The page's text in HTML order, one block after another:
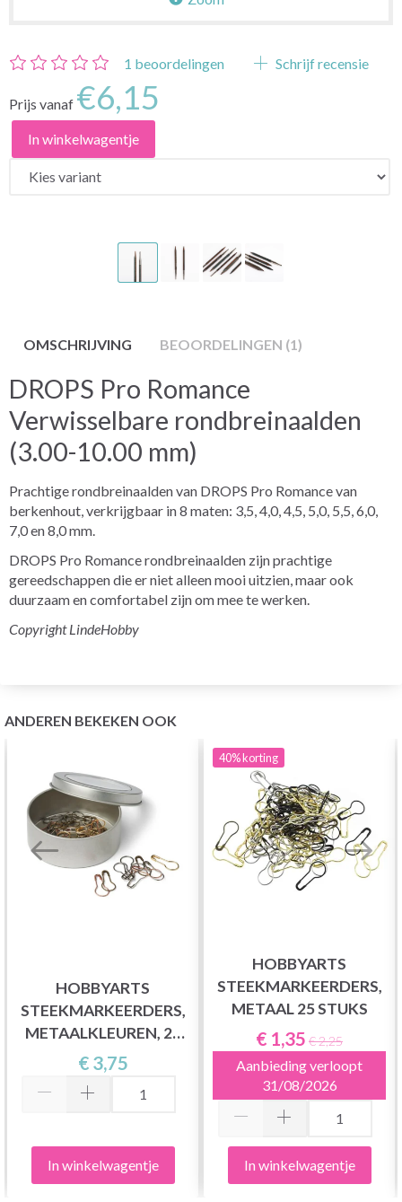
1 beoordelingen Schrijf recensie
Prijs vanaf €6,15
In winkelwagentje
OMSCHRIJVING BEOORDELINGEN (1)
DROPS Pro Romance
Verwisselbare rondbreinaalden
(3.00-10.00 mm)
Prachtige rondbreinaalden van DROPS Pro Romance van
berkenhout, verkrijgbaar in 8 maten: 3,5, 4,0, 4,5, 5,0, 5,5, 6,0,
7,0 en 8,0 mm.
DROPS Pro Romance rondbreinaalden zijn prachtige
gereedschappen die er niet alleen mooi uitzien, maar ook
duurzaam en comfortabel zijn om mee te werken.
Copyright LindeHobby
ANDEREN BEKEKEN OOK
HOBBYARTS
STEEKMARKEERDERS,
METAALKLEUREN, 25
ST.
€ 3,75
In winkelwagentje
40%korting
HOBBYARTS
STEEKMARKEERDERS,
METAAL 25 STUKS
€ 1,35 € 2,25
Aanbieding verloopt
31/08/2026
In winkelwagentje